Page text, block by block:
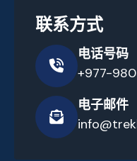
联系方式
电话号码
+977-
电子邮件